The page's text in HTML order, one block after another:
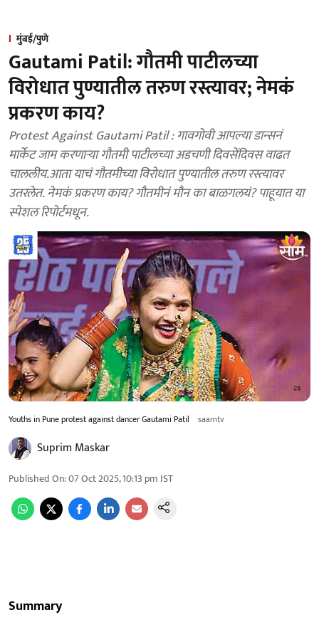
मुंबई/पुणे
Gautami Patil: गौतमी पाटीलच्या
विरोधात पुण्यातील तरुण रस्त्यावर; नेमकं
प्रकरण काय?
Protest Against Gautami Patil : गावगोवी आपल्या डान्सनं
मार्केट जाम करणाऱ्या गौतमी पाटीलच्या अडचणी दिवसेंदिवस वाढत
चाललीय.आता याचं गौतमीच्या विरोधात पुण्यातील तरुण रस्त्यावर
उतरलेत. नेमकं प्रकरण काय? गौतमीनं मौन का बाळगलयं? पाहूयात या
स्पेशल रिपोर्टमधून.
Youths in Pune protest against dancer Gautami Patil saamtv
Suprim Maskar
Published On:07 Oct 2025, 10:13 pm IST
Summary